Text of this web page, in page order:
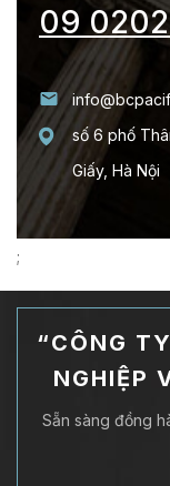
09
số 6 phố
Giấy, Hà Nội
;
“CÔNG
NGHIỆP
Sẵn sàng đồng